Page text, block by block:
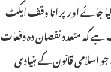
2025 کو مکمل طور پر واپس لیا جائے اور پرانا وقف ایکٹ
کہ متعدد نقصان دہ دفعات
اسلامی قانون کے بنیادی